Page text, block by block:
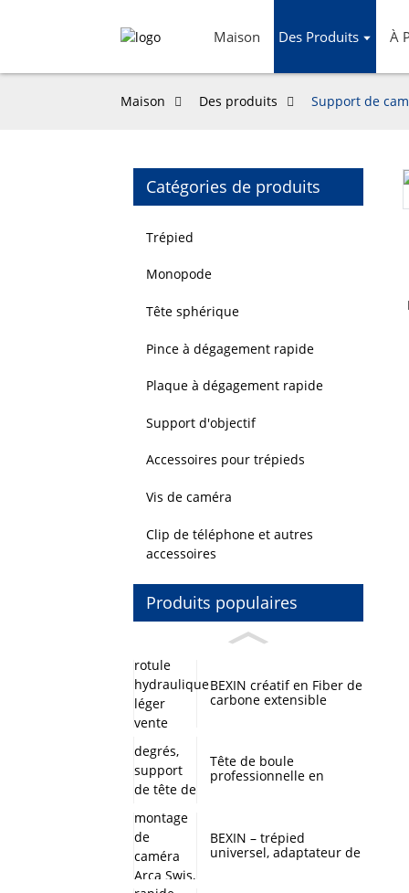
Maison Des Produits À
Maison Des produits Support de
Catégories de produits
Trépied
Monopode
Tête sphérique
Pince à dégagement rapide
Plaque à dégagement rapide
Support d'objectif
Accessoires pour trépieds
Vis de caméra
Clip de téléphone et autres
accessoires
Produits populaires
BEXIN créatif en Fiber de
carbone extensible
l'enregistrement
Tête de boule
professionnelle en
de boule pour trépied
d'appareil photo
numérique DSLR
BEXIN – trépied
universel, adaptateur de
Loading...
Loading...